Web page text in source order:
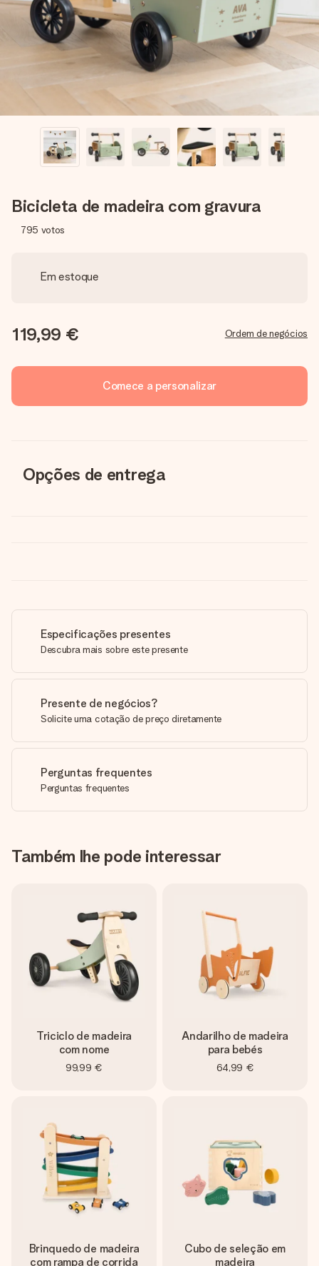
dela, uma foto ou uma mensagem que realmente toca o
coração. Sem complicações, apenas todo o amor num
momento especial.
Bicicleta de madeira com gravura
795 votos
Em estoque
119,99 € Ordem de negócios
Comece a personalizar
Opções de entrega
Especificações presentes
Descubra mais sobre este presente
Presente de negócios?
Solicite uma cotação de preço diretamente
Perguntas frequentes
Perguntas frequentes
Também lhe pode interessar
Triciclo de madeira
com nome
99,99 €
Andarilho de madeira
para bebés
64,99 €
Brinquedo de madeira
com rampa de corrida
Cubo de seleção em
madeira